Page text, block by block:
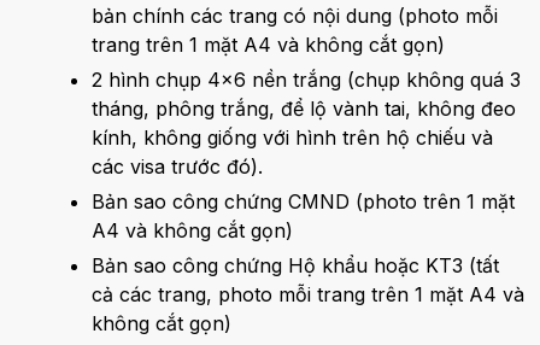
bản chính các trang có nội dung (photo mỗi
trang trên 1 mặt A4 và không cắt gọn)
2 hình chụp 4x6 nền trắng (chụp không quá 3
tháng, phông trắng, để lộ vành tai, không đeo
kính, không giống với hình trên hộ chiếu và
các visa trước đó).
Bản sao công chứng CMND (photo trên 1 mặt
A4 và không cắt gọn)
Bản sao công chứng Hộ khẩu hoặc KT3 (tất
cả các trang, photo mỗi trang trên 1 mặt A4 và
không cắt gọn)